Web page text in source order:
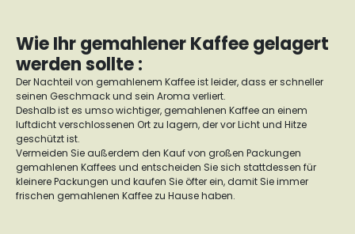
Wie Ihr gemahlener Kaffee gelagert
werden sollte :
Der Nachteil von gemahlenem Kaffee ist leider, dass er schneller
seinen Geschmack und sein Aroma verliert.
Deshalb ist es umso wichtiger, gemahlenen Kaffee an einem
luftdicht verschlossenen Ort zu lagern, der vor Licht und Hitze
geschützt ist.
Vermeiden Sie außerdem den Kauf von großen Packungen
gemahlenen Kaffees und entscheiden Sie sich stattdessen für
kleinere Packungen und kaufen Sie öfter ein, damit Sie immer
frischen gemahlenen Kaffee zu Hause haben.